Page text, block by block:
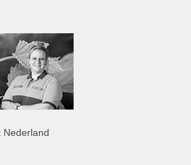
Nederland